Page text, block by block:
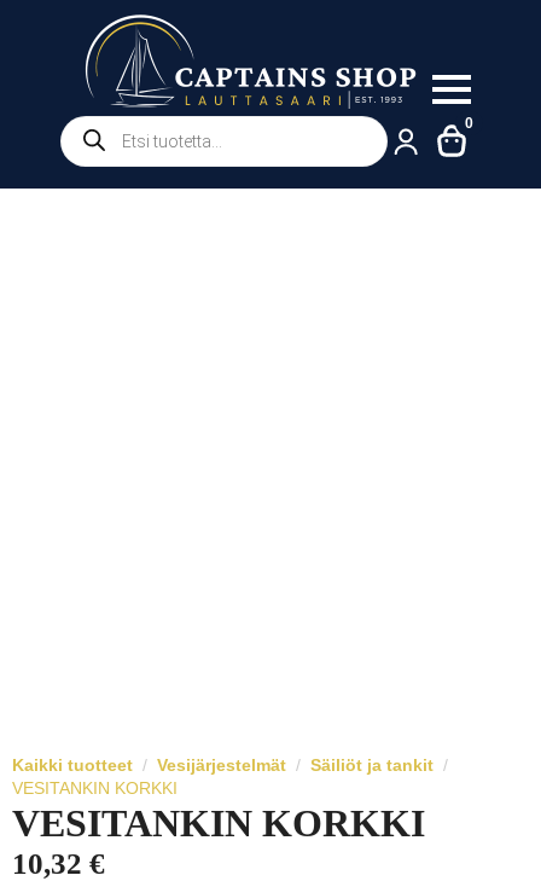
Products
search
0
Kaikki tuotteet Vesijärjestelmät
Säiliöt ja tankit
VESITANKIN KORKKI
VESITANKIN KORKKI
10,32 €